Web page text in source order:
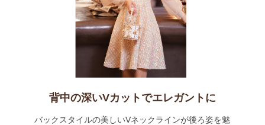
背中の深いVカットでエレガントに
バックスタイルの美しいVネックラインが後ろ姿を魅